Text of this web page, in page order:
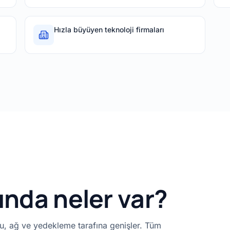
Hızla büyüyen teknoloji firmaları
neler var?
ağ ve yedekleme tarafına genişler. Tüm